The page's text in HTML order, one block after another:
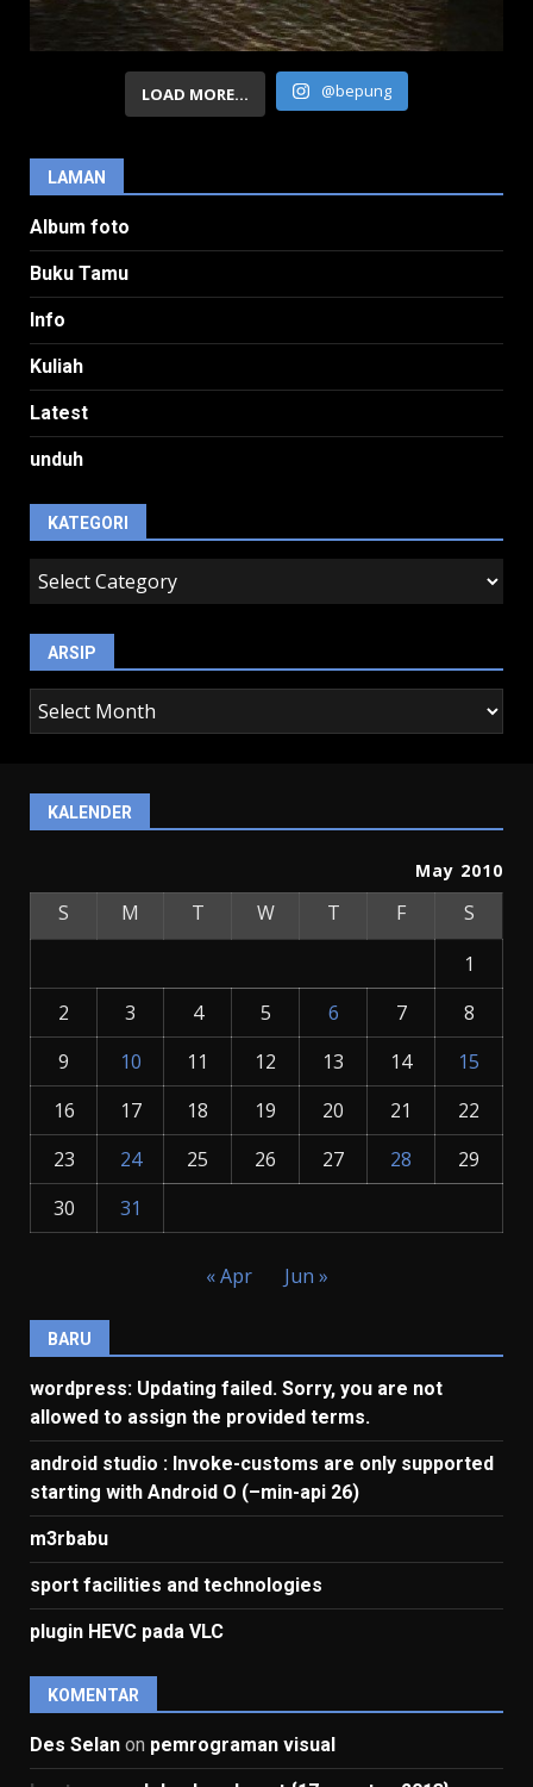
LOAD MORE... @bepung
LAMAN
Album foto
Buku Tamu
Info
Kuliah
Latest
unduh
KATEGORI
kategori
ARSIP
arsip
KALENDER
May 2010
S M T W T F
S
1
2
3 4 5 6 7
8
9
10 11 12 13 14
15
16
17 18 19 20 21
22
23
24 25 26 27 28
29
30
31
« Apr Jun »
BARU
wordpress: Updating failed. Sorry, you are not
allowed to assign the provided terms.
android studio : Invoke-customs are only supported
starting with Android O (–min-api 26)
m3rbabu
sport facilities and technologies
plugin HEVC pada VLC
KOMENTAR
Des Selan on pemrograman visual